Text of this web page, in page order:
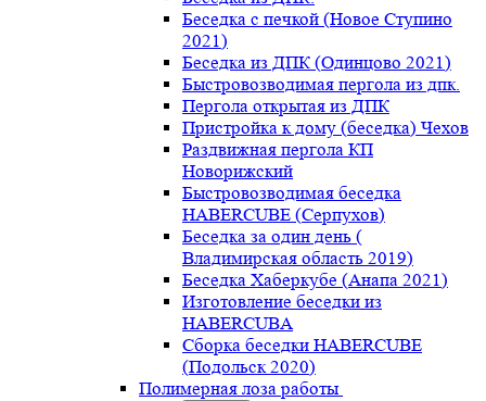
Беседка с печкой (Новое Ступино
2021)
Беседка из ДПК (Одинцово 2021)
Быстровозводимая пергола из дпк.
Пергола открытая из ДПК
Пристройка к дому (беседка) Чехов
Раздвижная пергола КП
Новорижский
Быстровозводимая беседка
HABERCUBE (Серпухов)
Беседка за один день (
Владимирская область 2019)
Беседка Хаберкубе (Анапа 2021)
Изготовление беседки из
HABERCUBA
Сборка беседки HABERCUBE
(Подольск 2020)
Полимерная лоза работы